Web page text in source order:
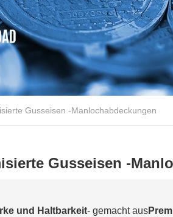
Gusseisen -Manlochabdeckungen
Gusseisen -
und Haltbarkeit- gemacht aus